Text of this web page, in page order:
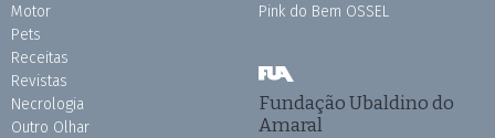
Motor
Pets
Receitas
Revistas
Necrologia
Outro Olhar
Pink do Bem OSSEL
Fundação Ubaldino do
Amaral